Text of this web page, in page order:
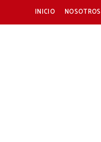
INICIO NOSOTROS